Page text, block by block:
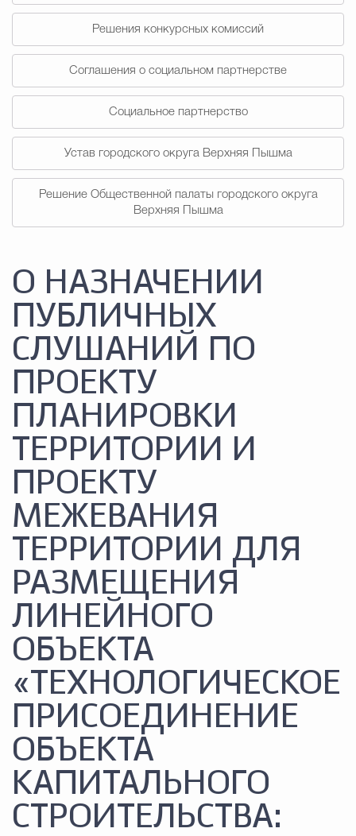
Государственные организации
Решения конкурсных комиссий
Соглашения о социальном партнерстве
Социальное партнерство
Устав городского округа Верхняя Пышма
Решение Общественной палаты городского округа
Верхняя Пышма
О НАЗНАЧЕНИИ
ПУБЛИЧНЫХ
СЛУШАНИЙ ПО
ПРОЕКТУ
ПЛАНИРОВКИ
ТЕРРИТОРИИ И
ПРОЕКТУ
МЕЖЕВАНИЯ
ТЕРРИТОРИИ ДЛЯ
РАЗМЕЩЕНИЯ
ЛИНЕЙНОГО
ОБЪЕКТА
«ТЕХНОЛОГИЧЕСКОЕ
ПРИСОЕДИНЕНИЕ
ОБЪЕКТА
КАПИТАЛЬНОГО
СТРОИТЕЛЬСТВА: